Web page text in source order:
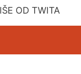
OD TWITA